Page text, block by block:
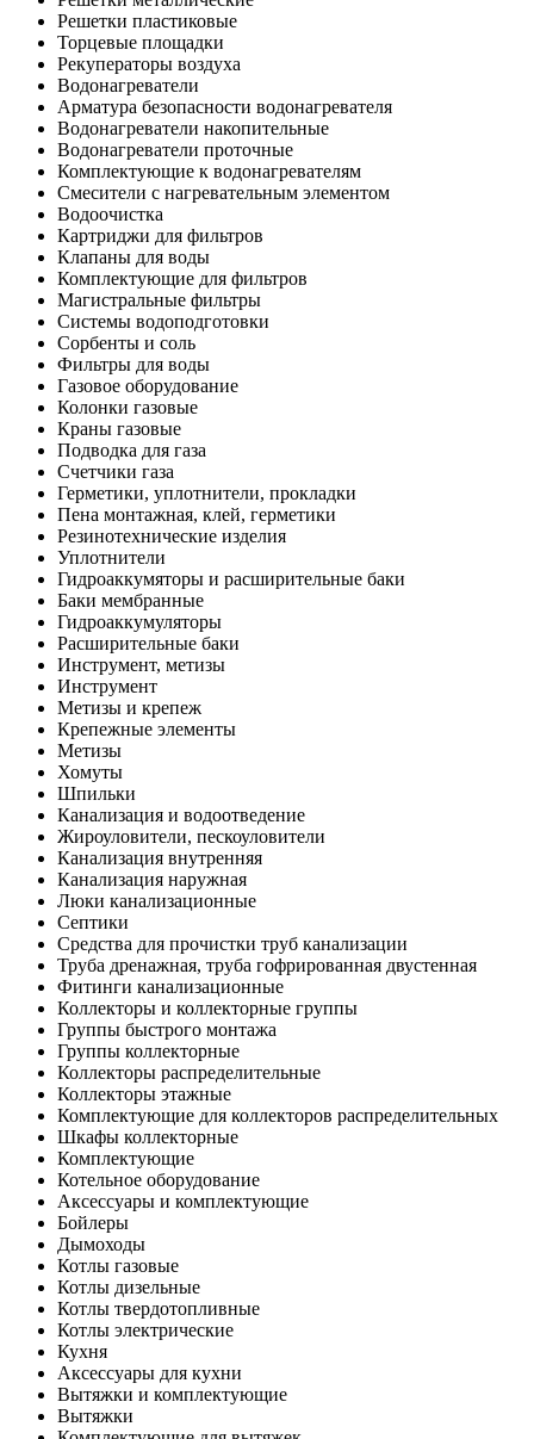
Решетки пластиковые
Торцевые площадки
Рекуператоры воздуха
Водонагреватели
Арматура безопасности водонагревателя
Водонагреватели накопительные
Водонагреватели проточные
Комплектующие к водонагревателям
Смесители с нагревательным элементом
Водоочистка
Картриджи для фильтров
Клапаны для воды
Комплектующие для фильтров
Магистральные фильтры
Системы водоподготовки
Сорбенты и соль
Фильтры для воды
Газовое оборудование
Колонки газовые
Краны газовые
Подводка для газа
Счетчики газа
Герметики, уплотнители, прокладки
Пена монтажная, клей, герметики
Резинотехнические изделия
Уплотнители
Гидроаккумяторы и расширительные баки
Баки мембранные
Гидроаккумуляторы
Расширительные баки
Инструмент, метизы
Инструмент
Метизы и крепеж
Крепежные элементы
Метизы
Хомуты
Шпильки
Канализация и водоотведение
Жироуловители, пескоуловители
Канализация внутренняя
Канализация наружная
Люки канализационные
Септики
Средства для прочистки труб канализации
Труба дренажная, труба гофрированная двустенная
Фитинги канализационные
Коллекторы и коллекторные группы
Группы быстрого монтажа
Группы коллекторные
Коллекторы распределительные
Коллекторы этажные
Комплектующие для коллекторов распределительных
Шкафы коллекторные
Комплектующие
Котельное оборудование
Аксессуары и комплектующие
Бойлеры
Дымоходы
Котлы газовые
Котлы дизельные
Котлы твердотопливные
Котлы электрические
Кухня
Аксессуары для кухни
Вытяжки и комплектующие
Вытяжки